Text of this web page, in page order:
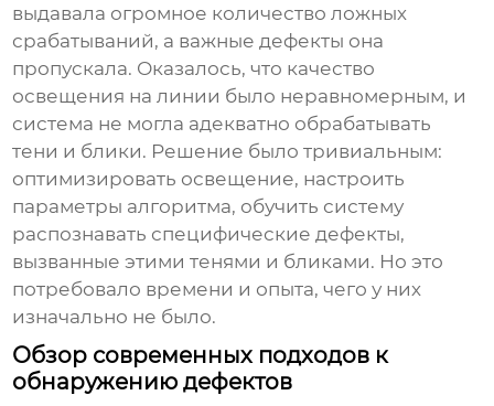
выдавала огромное количество ложных
срабатываний, а важные дефекты она
пропускала. Оказалось, что качество
освещения на линии было неравномерным, и
система не могла адекватно обрабатывать
тени и блики. Решение было тривиальным:
оптимизировать освещение, настроить
параметры алгоритма, обучить систему
распознавать специфические дефекты,
вызванные этими тенями и бликами. Но это
потребовало времени и опыта, чего у них
изначально не было.
Обзор современных подходов к
обнаружению дефектов